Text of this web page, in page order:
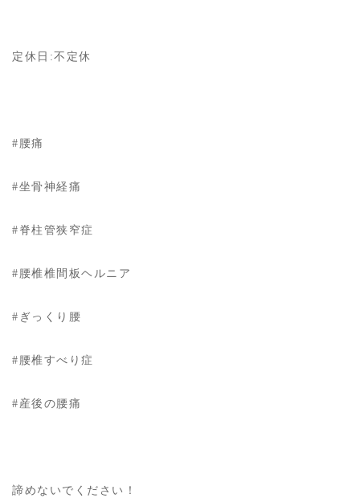
定休日:不定休
#腰痛
#坐骨神経痛
#脊柱管狭窄症
#腰椎椎間板ヘルニア
#ぎっくり腰
#腰椎すべり症
#産後の腰痛
諦めないでください！